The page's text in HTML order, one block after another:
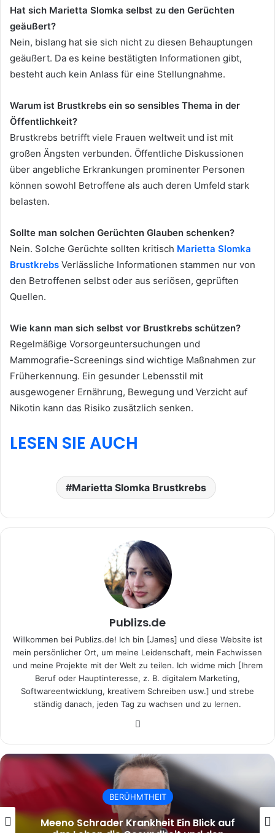
Hat sich Marietta Slomka selbst zu den Gerüchten
geäußert?
Nein, bislang hat sie sich nicht zu diesen Behauptungen
geäußert. Da es keine bestätigten Informationen gibt,
besteht auch kein Anlass für eine Stellungnahme.
Warum ist Brustkrebs ein so sensibles Thema in der
Öffentlichkeit?
Brustkrebs betrifft viele Frauen weltweit und ist mit
großen Ängsten verbunden. Öffentliche Diskussionen
über angebliche Erkrankungen prominenter Personen
können sowohl Betroffene als auch deren Umfeld stark
belasten.
Sollte man solchen Gerüchten Glauben schenken?
Nein. Solche Gerüchte sollten kritisch Marietta Slomka
Brustkrebs Verlässliche Informationen stammen nur von
den Betroffenen selbst oder aus seriösen, geprüften
Quellen.
Wie kann man sich selbst vor Brustkrebs schützen?
Regelmäßige Vorsorgeuntersuchungen und
Mammografie-Screenings sind wichtige Maßnahmen zur
Früherkennung. Ein gesunder Lebensstil mit
ausgewogener Ernährung, Bewegung und Verzicht auf
Nikotin kann das Risiko zusätzlich senken.
LESEN SIE AUCH
Marietta Slomka Brustkrebs
Publizs.de
Willkommen bei Publizs.de! Ich bin [James] und diese Website ist
mein persönlicher Ort, um meine Leidenschaft, mein Fachwissen
und meine Projekte mit der Welt zu teilen. Ich widme mich [Ihrem
Beruf oder Hauptinteresse, z. B. digitalem Marketing,
Softwareentwicklung, kreativem Schreiben usw.] und strebe
ständig danach, jeden Tag zu wachsen und zu lernen.
BERÜHMTHEIT
Nico Hofmann Maria Furtwängler Neuer